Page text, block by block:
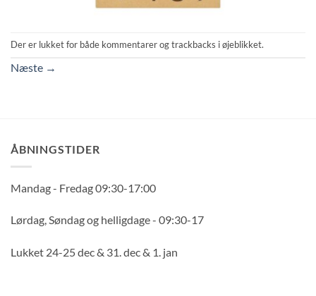
Der er lukket for både kommentarer og trackbacks i øjeblikket.
Næste →
ÅBNINGSTIDER
Mandag - Fredag 09:30-17:00
Lørdag, Søndag og helligdage - 09:30-17
Lukket 24-25 dec & 31. dec & 1. jan